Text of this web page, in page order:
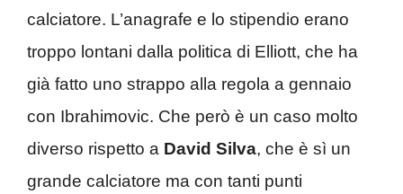
calciatore. L’anagrafe e lo stipendio erano
troppo lontani dalla politica di Elliott, che ha
già fatto uno strappo alla regola a gennaio
con Ibrahimovic. Che però è un caso molto
diverso rispetto a David Silva
, che è sì un
grande calciatore ma con tanti punti